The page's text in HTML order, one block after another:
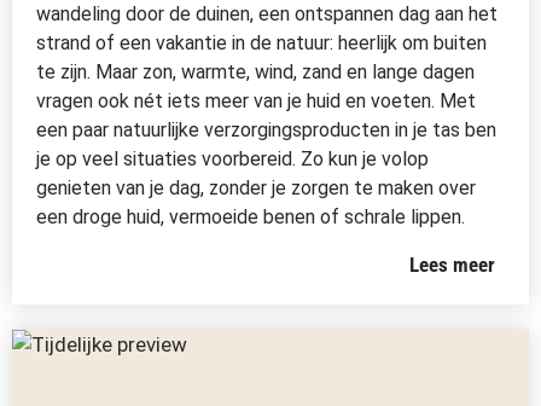
wandeling door de duinen, een ontspannen dag aan het
strand of een vakantie in de natuur: heerlijk om buiten
te zijn. Maar zon, warmte, wind, zand en lange dagen
vragen ook nét iets meer van je huid en voeten. Met
een paar natuurlijke verzorgingsproducten in je tas ben
je op veel situaties voorbereid. Zo kun je volop
genieten van je dag, zonder je zorgen te maken over
een droge huid, vermoeide benen of schrale lippen.
Lees meer